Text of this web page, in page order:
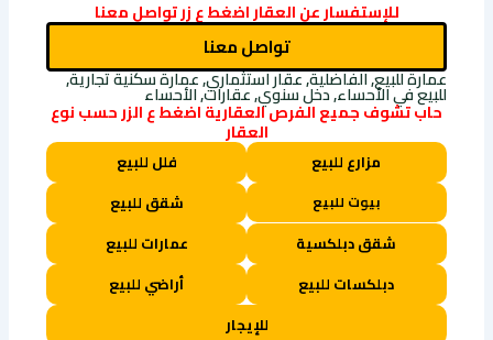
للإستفسار عن العقار اضغط ع زر تواصل معنا
تواصل معنا
عمارة للبيع, الفاضلية, عقار استثماري, عمارة سكنية تجارية,
للبيع في الأحساء, دخل سنوي, عقارات, الأحساء
حاب تشوف جميع الفرص العقارية اضغط ع الزر حسب نوع
العقار
مزارع للبيع فلل للبيع
بيوت للبيع
شقق للبيع
شقق دبلكسية
عمارات للبيع
دبلكسات للبيع
أراضي للبيع
للإيجار